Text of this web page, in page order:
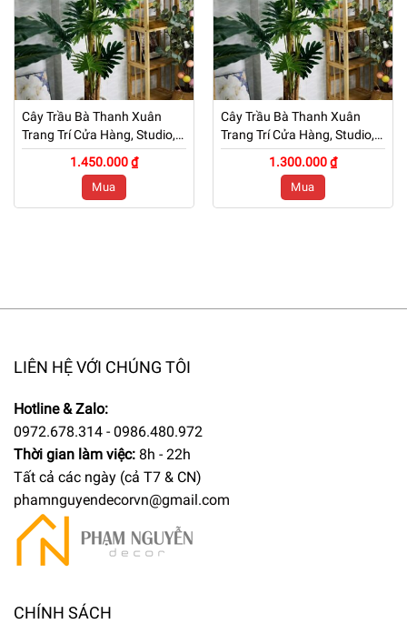
Cây Trầu Bà Thanh Xuân
Trang Trí Cửa Hàng, Studio,
Tiệm Quán, Văn Phòng, Nhà
Cửa – Cao 1m7 – Mã: PN-
1.450.000 ₫
Mua
Cây Trầu Bà Thanh Xuân
Trang Trí Cửa Hàng, Studio,
Tiệm Quán, Văn Phòng, Nhà
Cửa – Cao 1m5 – Mã: PN-
1.300.000 ₫
Mua
LIÊN HỆ VỚI CHÚNG TÔI
Hotline & Zalo:
0972.678.314 - 0986.480.972
Thời gian làm việc: 8h - 22h
Tất cả các ngày (cả T7 & CN)
phamnguyendecorvn@gmail.com
CHÍNH SÁCH